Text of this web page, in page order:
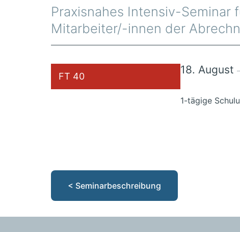
Praxisnahes Intensiv-
Mitarbeiter/-innen der
FT 40
18. August
1-tägige
< Seminarbeschreibung